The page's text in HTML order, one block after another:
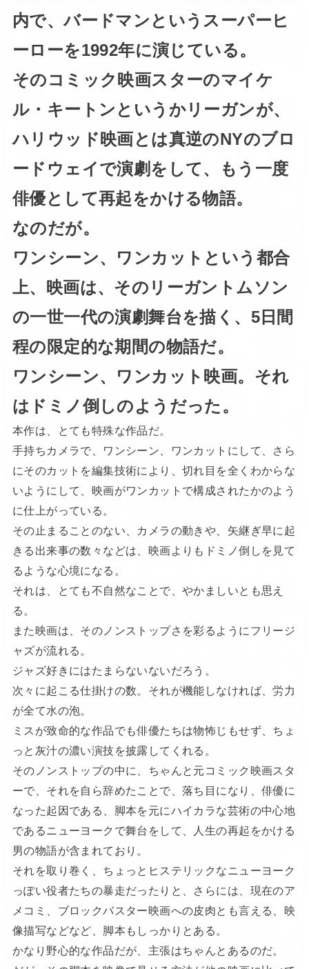
内で、バードマンというスーパーヒ
ーローを1992年に演じている。
そのコミック映画スターのマイケ
ル・キートンというかリーガンが、
ハリウッド映画とは真逆のNYのブロ
ードウェイで演劇をして、もう一度
俳優として再起をかける物語。
なのだが。
ワンシーン、ワンカットという都合
上、映画は、そのリーガントムソン
の一世一代の演劇舞台を描く、5日間
程の限定的な期間の物語だ。
ワンシーン、ワンカット映画。それ
はドミノ倒しのようだった。
本作は、とても特殊な作品だ。
手持ちカメラで、ワンシーン、ワンカットにして、さら
にそのカットを編集技術により、切れ目を全くわからな
いようにして、映画がワンカットで構成されたかのよう
に仕上がっている。
その止まることのない、カメラの動きや、矢継ぎ早に起
きる出来事の数々などは、映画よりもドミノ倒しを見て
るような心境になる。
それは、とても不自然なことで、やかましいとも思え
る。
また映画は、そのノンストップさを彩るようにフリージ
ャズが流れる。
ジャズ好きにはたまらないないだろう。
次々に起こる仕掛けの数。それが機能しなければ、労力
が全て水の泡。
ミスが致命的な作品でも俳優たちは物怖じもせず、ちょ
っと灰汁の濃い演技を披露してくれる。
そのノンストップの中に、ちゃんと元コミック映画スタ
ーで、それを自ら辞めたことで、落ち目になり、俳優に
なった起因である、脚本を元にハイカラな芸術の中心地
であるニューヨークで舞台をして、人生の再起をかける
男の物語が含まれており。
それを取り巻く、ちょっとヒステリックなニューヨーク
っぽい役者たちの暴走だったりと、さらには、現在のア
メコミ、ブロックバスター映画への皮肉とも言える、映
像描写などなど、脚本もしっかりとある。
かなり野心的な作品だが、主張はちゃんとあるのだ。